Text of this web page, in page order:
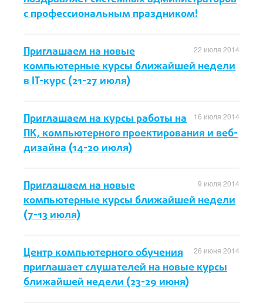
с профессиональным праздником!
22 июля 2014
Приглашаем на новые
компьютерные курсы ближайшей недели
в IT-курс (21-27 июля)
16 июля 2014
Приглашаем на курсы работы на
ПК, компьютерного проектирования и веб-
дизайна (14-20 июля)
9 июля 2014
Приглашаем на новые
компьютерные курсы ближайшей недели
(7-13 июля)
26 июня 2014
Центр компьютерного обучения
приглашает слушателей на новые курсы
ближайшей недели (23-29 июня)